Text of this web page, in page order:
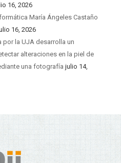
16, 2026
María Ángeles Castaño
16, 2026
la UJA desarrolla un
alteraciones en la piel de
una fotografía julio 14,